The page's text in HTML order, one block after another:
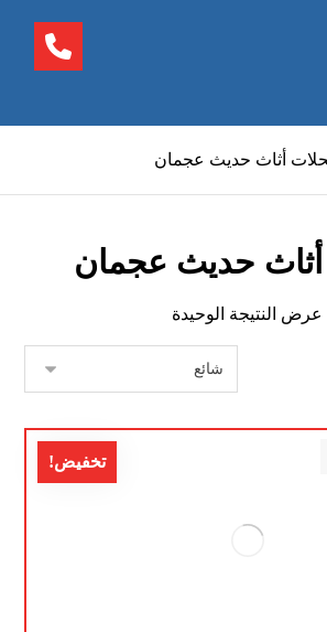
أثاث حديث عجمان
حديث عجمان
عرض النتيجة الوحيدة
تخفيض!